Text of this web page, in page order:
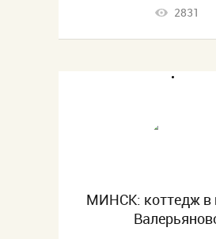
2831
МИНСК: коттедж в